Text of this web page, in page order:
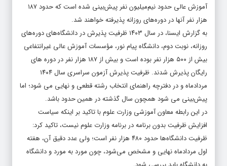
آموزش عالی حدود نیم‌میلیون نفر پیش‌بینی شده است که حدود ۱۸۷
هزار نفر آنها در دوره‌های روزانه پذیرفته خواهند شد.
به گزارش ایسنا، در سال ۱۴۰۳ ظرفیت پذیرش در دانشگاه‌های دوره‌های
روزانه، نوبت دوم، دانشگاه پیام نور، مؤسسات آموزش عالی غیرانتفاعی
بیش از ۵۰۰ هزار نفر بوده است و بیش از ۱۸۷ هزار نفر در دوره های
رایگان پذیرش شدند. ظرفیت پذیرش آزمون سراسری سال ۱۴۰۴
مردادماه و در دفترچه راهنمای انتخاب رشته قطعی و نهایی می شود؛ اما
پیش‌بینی می شود همچون سال گذشته در همین حدود باشد.
در این رابطه معاون آموزشی وزارت علوم با تاکید بر اینکه سیاست
افزایش ظرفیت بدون برنامه در برنامه وزارت علوم نیست، تاکید کرد:
ظرفیت دانشگاه‌ها حدود ۴۸۰ هزار نفر است؛ ولی عدد دقیق آن، هفته
اول مردادماه نهایی و مشخص می‌شود، چون مورد به مورد و دانشگاه